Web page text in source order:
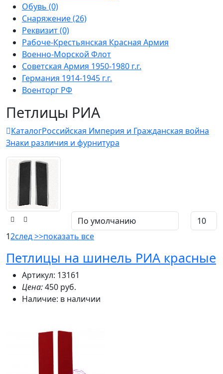
Обувь (0)
Снаряжение (26)
Реквизит (0)
Рабоче-Крестьянская Красная Армия
Военно-Морской Флот
Советская Армия 1950-1980 г.г.
Германия 1914-1945 г.г.
Военторг РФ
Петлицы РИА
КаталогРоссийская Империя и Гражданская война
Знаки различия и фурнитура
12след >>показать все
Петлицы на шинель РИА красные
Артикул: 13161
Цена:450 руб.
Наличие: в наличии